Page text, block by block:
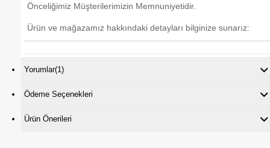
Önceliğimiz Müşterilerimizin Memnuniyetidir.
Ürün ve mağazamız hakkındaki detayları bilginize sunarız:
Yorumlar(1)
Ödeme Seçenekleri
Ürün Önerileri